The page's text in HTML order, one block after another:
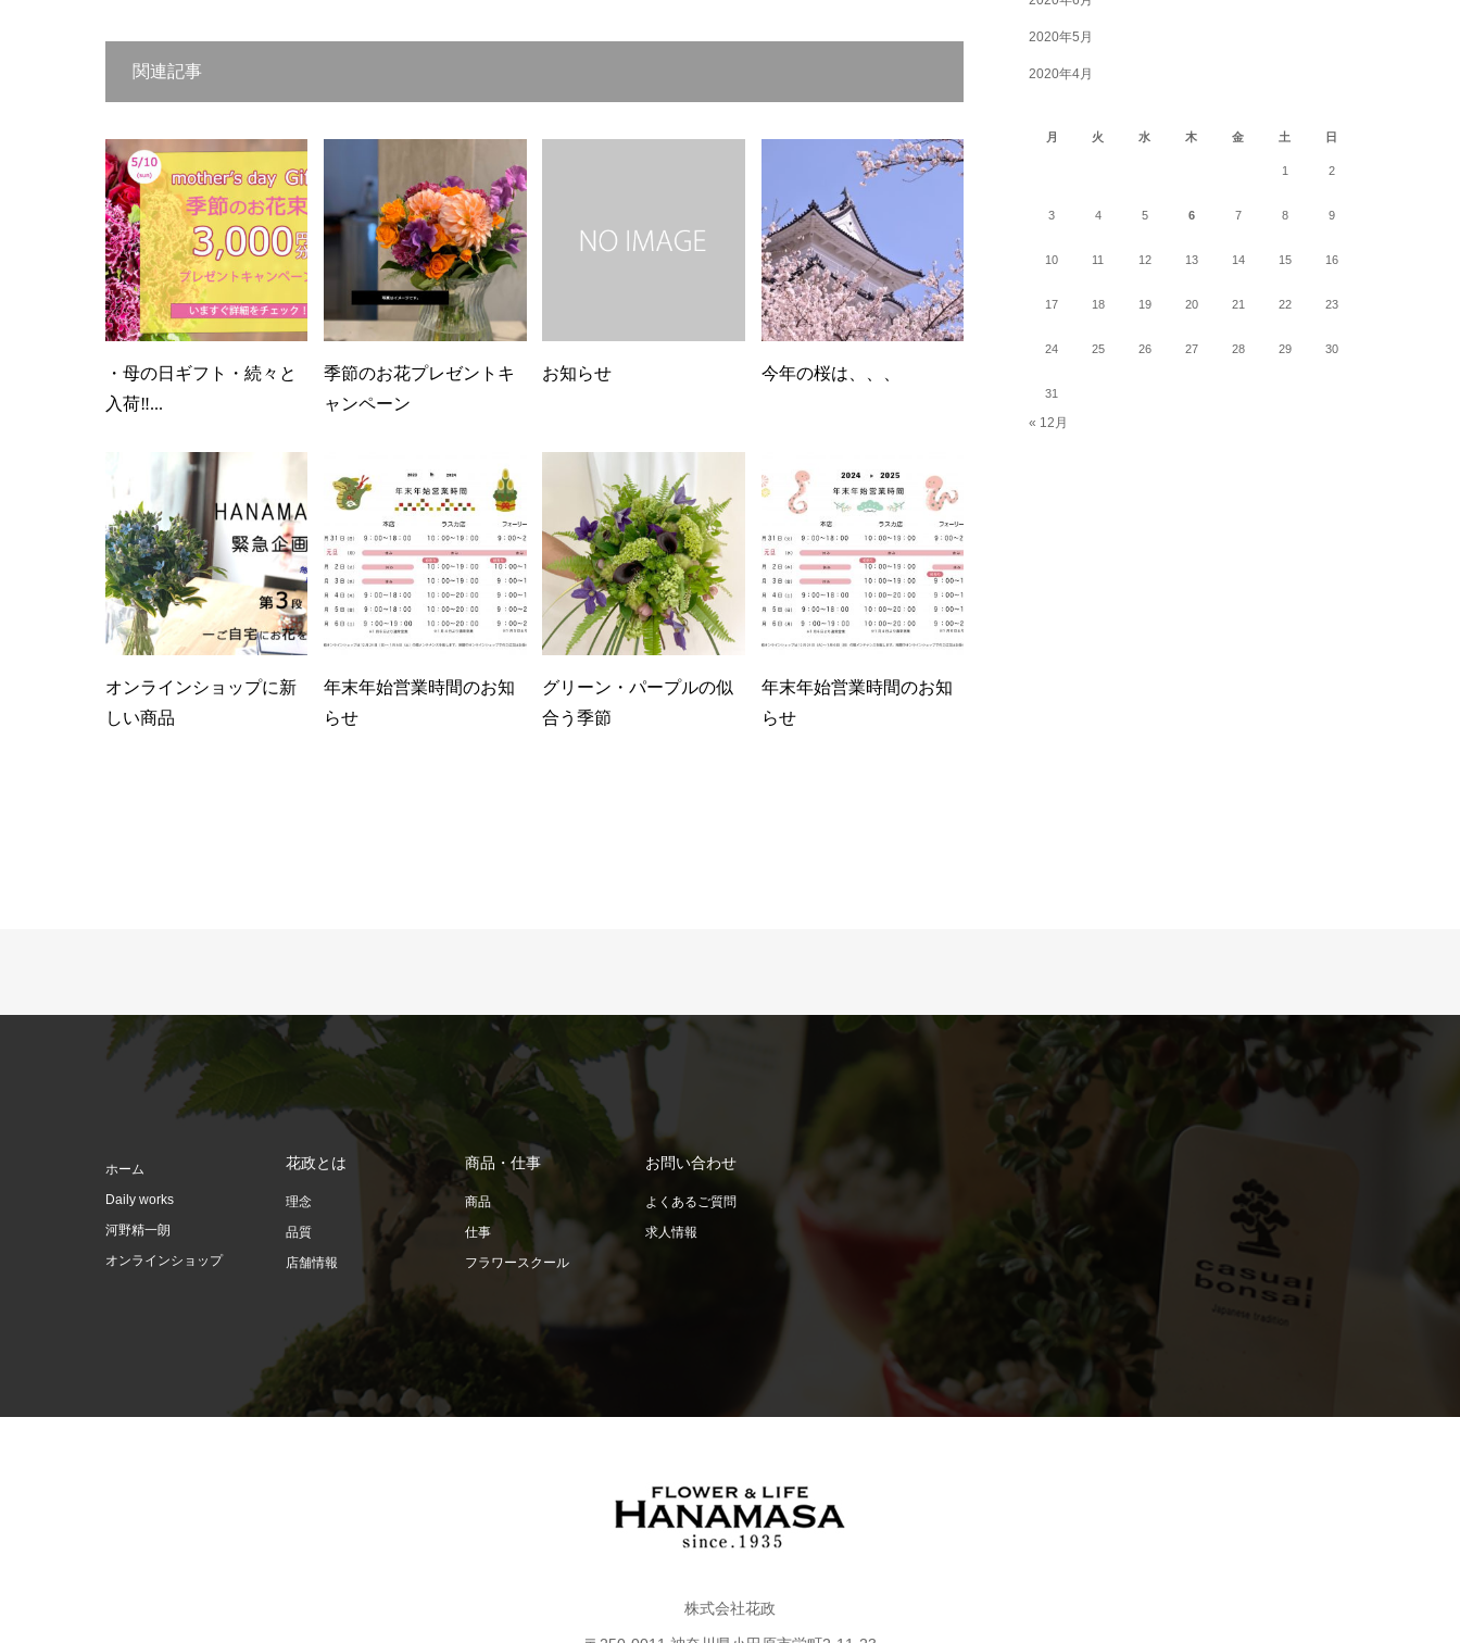
関連記事
・母の日ギフト・続々と
入荷‼...
季節のお花プレゼントキ
ャンペーン
お知らせ 今年の桜は、、、
オンラインショップに新
しい商品
年末年始営業時間のお知
らせ
グリーン・パープルの似
合う季節
年末年始営業時間のお知
らせ
2020年5月
2020年4月
月
火 水 木 金 土 日
1 2
3 4 5 6 7 8 9
10 11 12 13 14 15 16
17 18 19 20 21 22 23
24 25 26 27 28 29 30
31
« 12月
ホーム
Daily works
河野精一朗
オンラインショップ
花政とは
理念
品質
店舗情報
商品・仕事
商品
仕事
フラワースクール
お問い合わせ
よくあるご質問
求人情報
株式会社花政